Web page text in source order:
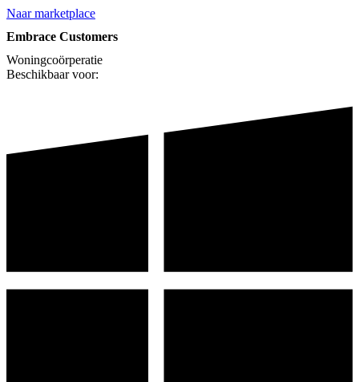
Naar marketplace
Embrace Customers
Woningcoörperatie
Beschikbaar voor: